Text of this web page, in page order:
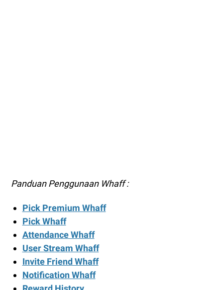
Panduan Penggunaan Whaff :
Pick Premium Whaff
Pick Whaff
Attendance Whaff
User Stream Whaff
Invite Friend Whaff
Notification Whaff